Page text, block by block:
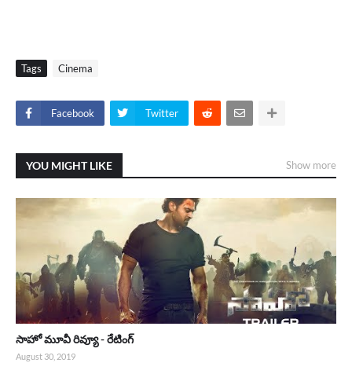
Tags Cinema
Facebook Twitter
YOU MIGHT LIKE Show more
సాహో మూవీ రివ్యూ - రేటింగ్
August 30, 2019